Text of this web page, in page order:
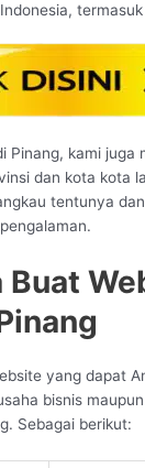
termasuk
Pinang, kami juga
dan kota kota
tentunya
Buat
yang dapat
bisnis
Sebagai berikut: